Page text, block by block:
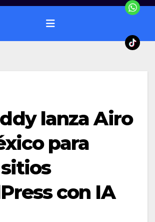
lanza Airo
para
con IA